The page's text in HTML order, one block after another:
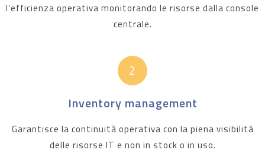
l’efficienza operativa monitorando le risorse dalla console
centrale.
2
Inventory management
Garantisce la continuità operativa con la piena visibilità
delle risorse IT e non in stock o in uso.